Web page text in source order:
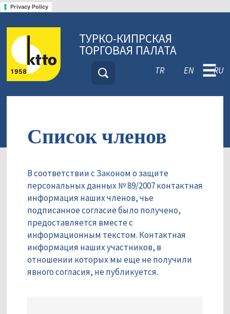
Privacy Policy
ТУРКО-КИПРСКАЯ
ТОРГОВАЯ ПАЛАТА
TR EN RU
☰
Список членов
В соответствии с Законом о защите
персональных данных № 89/2007 контактная
информация наших членов, чье
подписанное согласие было получено,
предоставляется вместе с
информационным текстом. Контактная
информация наших участников, в
отношении которых мы еще не получили
явного согласия, не публикуется.